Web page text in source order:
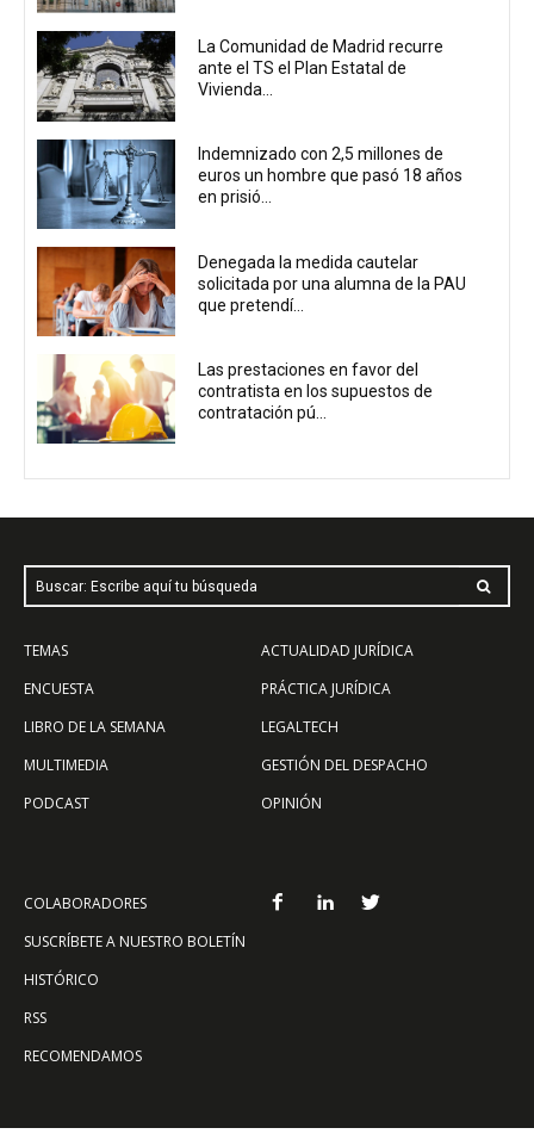
La Comunidad de Madrid recurre
ante el TS el Plan Estatal de
Vivienda...
Indemnizado con 2,5 millones de
euros un hombre que pasó 18 años
en prisió...
Denegada la medida cautelar
solicitada por una alumna de la PAU
que pretendí...
Las prestaciones en favor del
contratista en los supuestos de
contratación pú...
Buscar: Escribe aquí tu búsqueda
TEMAS
ENCUESTA
LIBRO DE LA SEMANA
MULTIMEDIA
PODCAST
ACTUALIDAD JURÍDICA
PRÁCTICA JURÍDICA
LEGALTECH
GESTIÓN DEL DESPACHO
OPINIÓN
COLABORADORES
SUSCRÍBETE A NUESTRO BOLETÍN
HISTÓRICO
RSS
RECOMENDAMOS